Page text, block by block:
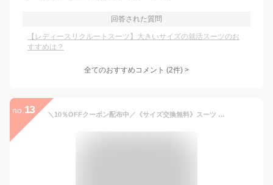
回答された質問
【レディースリクルートスーツ】大きいサイズの就活スーツのお
すすめは？
全てのおすすめコメント (2件) >
no. 13 ＼10％OFFクーポン配布中／《サイズ交換無料》スーツ レディース 夏 パンツスーツ パンツ セットアップ 洗える 7分袖 長袖 春夏秋冬 ビジネススーツ リクルートスーツ ストレートパンツ テーパードパンツ テーラードジャケット 高身長 大きいサイズ 通勤 オフィス ビジネス